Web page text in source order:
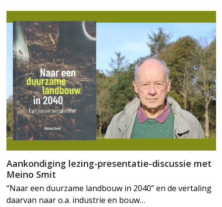
Aankondiging lezing-presentatie-discussie met
Meino Smit
“Naar een duurzame landbouw in 2040” en de vertaling
daarvan naar o.a. industrie en bouw…